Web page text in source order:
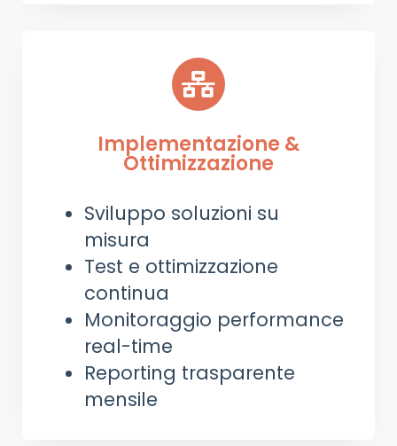
Implementazione &
Ottimizzazione
Sviluppo soluzioni su
misura
Test e ottimizzazione
continua
Monitoraggio performance
real-time
Reporting trasparente
mensile